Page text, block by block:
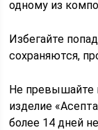
одному из
Избегайте
сохраняются,
Не превышайте
изделие
более 14 дней